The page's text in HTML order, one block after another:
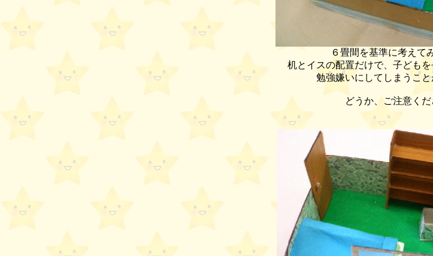
６畳間を基準に考えて
机とイスの配置だけで、子どもを
勉強嫌いにしてしまうこと
どうか、ご注意くだ